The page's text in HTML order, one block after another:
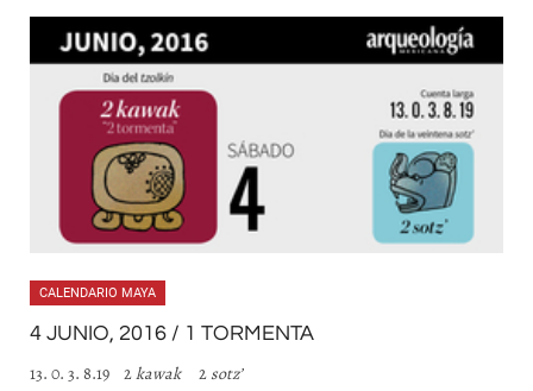
CALENDARIO MAYA
4 JUNIO, 2016 / 1 TORMENTA
13. 0. 3. 8.19 2kawak2 sotz’